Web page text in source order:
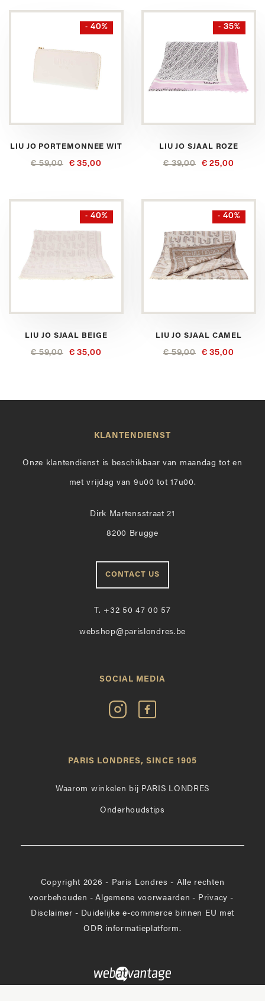
- 40%
LIU JO PORTEMONNEE WIT
€ 59,00 € 35,00
- 35%
LIU JO SJAAL ROZE
€ 39,00 € 25,00
- 40%
LIU JO SJAAL BEIGE
€ 59,00 € 35,00
- 40%
LIU JO SJAAL CAMEL
€ 59,00 € 35,00
KLANTENDIENST
Onze klantendienst is beschikbaar van maandag tot en
met vrijdag van 9u00 tot 17u00.
Dirk Martensstraat 21
8200 Brugge
CONTACT US
T. +32 50 47 00 57
webshop@parislondres.be
SOCIAL MEDIA
Volg
Paris
Instagram
Vind
op
PARIS LONDRES, SINCE 1905
Waarom winkelen bij PARIS LONDRES
Onderhoudstips
Copyright 2026 - Paris Londres - Alle rechten
voorbehouden - Algemene voorwaarden - Privacy -
Disclaimer - Duidelijke e-commerce binnen EU met
ODR informatieplatform.